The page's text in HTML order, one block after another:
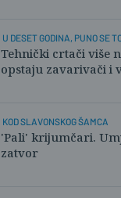
U DESET GODINA, PUNO SE
Tehnički crtači više
opstaju zavarivači i
KOD SLAVONSKOG ŠAMCA
'Pali' krijumčari.
zatvor